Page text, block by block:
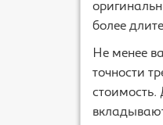
более
Не менее
точности
стоимость.